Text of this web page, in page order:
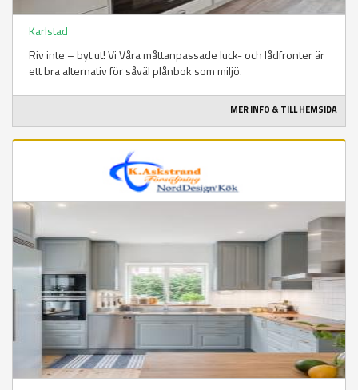
Karlstad
Riv inte – byt ut! Vi Våra måttanpassade luck- och lådfronter är
ett bra alternativ för såväl plånbok som miljö.
MER INFO & TILL HEMSIDA